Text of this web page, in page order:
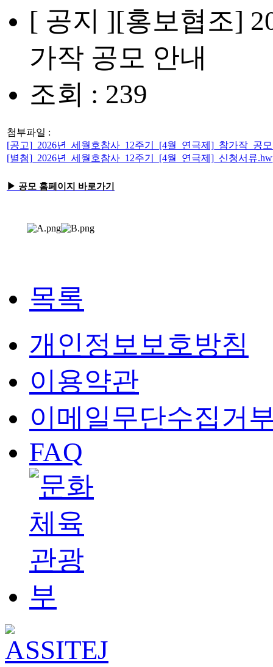
[ 공지 ][홍보협조]
가작 공모 안내
조회 : 239
첨부파일 :
[공고]_2026년_세월호참사_12주기_[4월_연극제]_참가작_공
[별첨]_2026년_세월호참사_12주기_[4월_연극제]_신청서류
▶ 공모 홈페이지 바로가기
목록
개인정보보호방침
이용약관
이메일무단수집거
FAQ